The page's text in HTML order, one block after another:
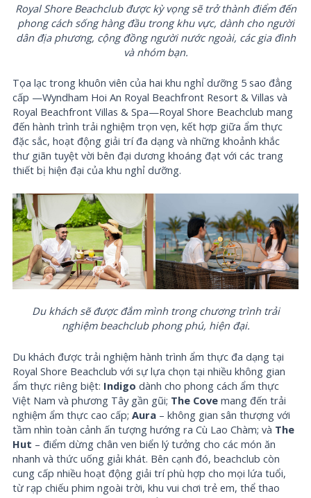
Royal Shore Beachclub được kỳ vọng sẽ trở thành điểm đến
phong cách sống hàng đầu trong khu vực, dành cho người
dân địa phương, cộng đồng người nước ngoài, các gia đình
và nhóm bạn.
Tọa lạc trong khuôn viên của hai khu nghỉ dưỡng 5 sao đẳng
cấp —Wyndham Hoi An Royal Beachfront Resort & Villas và
Royal Beachfront Villas & Spa—Royal Shore Beachclub mang
đến hành trình trải nghiệm trọn vẹn, kết hợp giữa ẩm thực
đặc sắc, hoạt động giải trí đa dạng và những khoảnh khắc
thư giãn tuyệt vời bên đại dương khoáng đạt với các trang
thiết bị hiện đại của khu nghỉ dưỡng.
Du khách sẽ được đắm mình trong chương trình trải
nghiệmbeachclubphong phú, hiện đại.
Du khách được trải nghiệm hành trình ẩm thực đa dạng tại
Royal Shore Beachclub với sự lựa chọn tại nhiều không gian
ẩm thực riêng biệt: Indigo dành cho phong cách ẩm thực
Việt Nam và phương Tây gần gũi; The Cove mang đến trải
nghiệm ẩm thực cao cấp;Aura – không gian sân thượng với
tầm nhìn toàn cảnh ấn tượng hướng ra Cù Lao Chàm; và The
Hut – điểm dừng chân ven biển lý tưởng cho các món ăn
nhanh và thức uống giải khát. Bên cạnh đó, beachclub còn
cung cấp nhiều hoạt động giải trí phù hợp cho mọi lứa tuổi,
từ rạp chiếu phim ngoài trời, khu vui chơi trẻ em, thể thao